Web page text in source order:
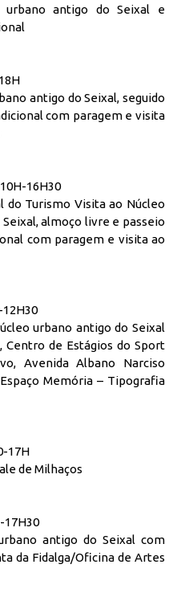
urbano antigo do Seixal e
antigo do Seixal, seguido
com paragem e visita
16H30
do Turismo Visita ao Núcleo
almoço livre e passeio
com paragem e visita ao
12H30
urbano antigo do Seixal
Centro de Estágios do Sport
Avenida Albano Narciso
Memória – Tipografia
17H
de Milhaços
17H30
antigo do Seixal com
da Fidalga/Oficina de Artes